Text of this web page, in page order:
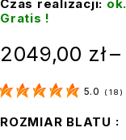
Czas realizacji:
Gratis !
2049,00 zł–
5.0 ( 18 )
ROZMIAR BLATU